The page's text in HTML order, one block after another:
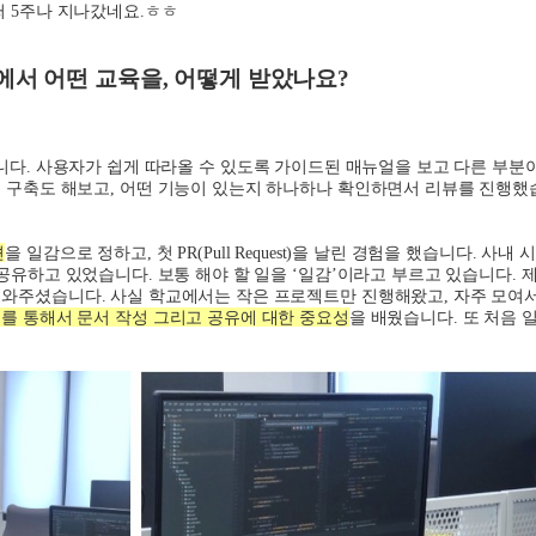
5주나 지나갔네요 ㅎㅎ
서 어떤 교육을, 어떻게 받았나요?
다. 사용자가 쉽게 따라올 수 있도록 가이드된 매뉴얼을 보고 다른 부분
축도 해보고
어떤 기능이 있는지 하나하나 확인하면서 리뷰를 진행했
을 일감으로 정하고 첫 PR(Pull Request)을 날린 경험을 했습니다.사내
유하고 있었습니다. 보통 해야 할 일을 ‘일감’이라고 부르고 있습니다.
주셨습니다.사실 학교에서는 작은 프로젝트만 진행해왔고
자주 모여
통해서 문서 작성 그리고 공유에 대한 중요성을 배웠습니다. 또 처음